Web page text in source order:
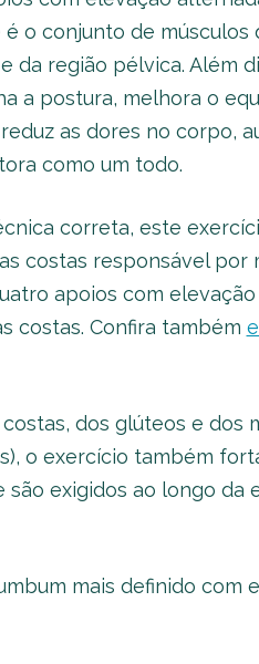
é o conjunto de
da região pélvica. Além
a postura, melhora o
as dores no corpo,
como um todo.
correta, este
costas responsável
apoios com
costas. Confira também
dos glúteos e dos
o exercício também
são exigidos ao longo da
mais definido com